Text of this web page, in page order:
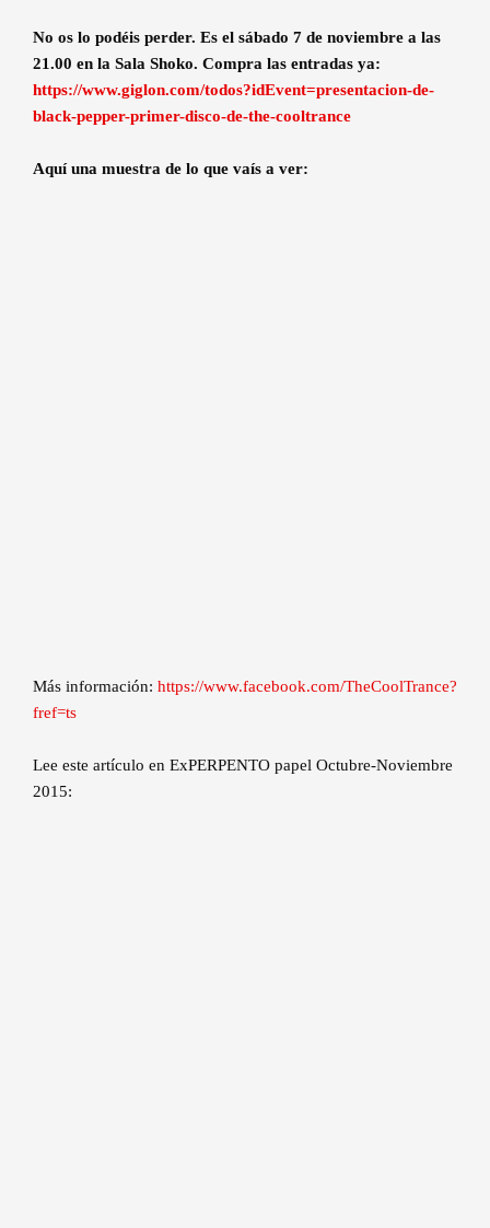
No os lo podéis perder. Es el sábado 7 de noviembre a las
21.00 en la Sala Shoko. Compra las entradas ya:
https://www.giglon.com/todos?idEvent=presentacion-de-
black-pepper-primer-disco-de-the-cooltrance
Aquí una muestra de lo que vaís a ver:
Más información: https://www.facebook.com/TheCoolTrance?
fref=ts
Lee este artículo en ExPERPENTO papel Octubre-Noviembre
2015: